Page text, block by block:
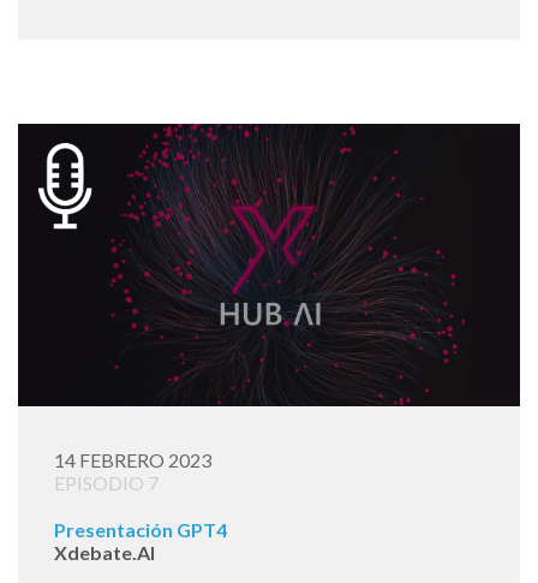
14 FEBRERO 2023
EPISODIO 7
Presentación GPT4
Xdebate.AI